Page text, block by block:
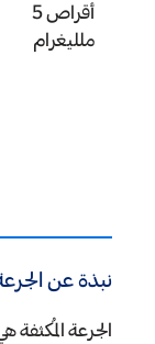
أقراص 5
ملليغرام
نبذة عن الجرعة
الجرعة المُكثفة